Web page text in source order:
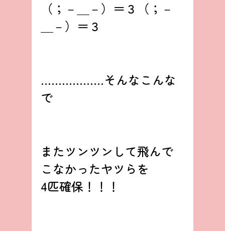
（；－＿－）＝３（；－
＿－）＝３
………………そんなこんな
で
またツンツンして飛んで
こなかったヤツらを
4匹確保！！！